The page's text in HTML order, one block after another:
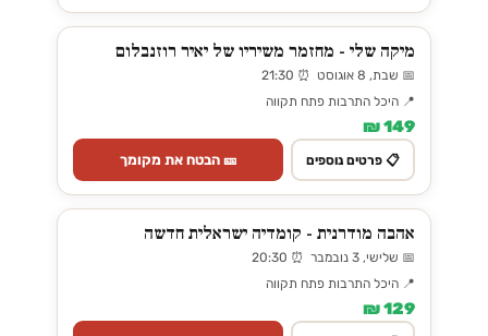
מיקה שלי - מחזמר משיריו של יאיר רוזנבלום
📅 שבת, 8 אוגוסט ⏰ 21:30
📍 היכל התרבות פתח תקווה
149 ₪
📋 פרטים נוספים 🎫 הבטח את מקומך
אהבה מודרנית - קומדיה ישראלית חדשה
📅 שלישי, 3 נובמבר ⏰ 20:30
📍 היכל התרבות פתח תקווה
129 ₪